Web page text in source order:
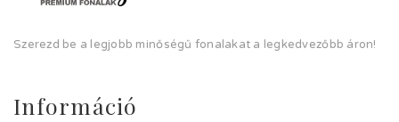
Szerezd be a legjobb minőségű fonalakat a legkedvezőbb áron!
Információ